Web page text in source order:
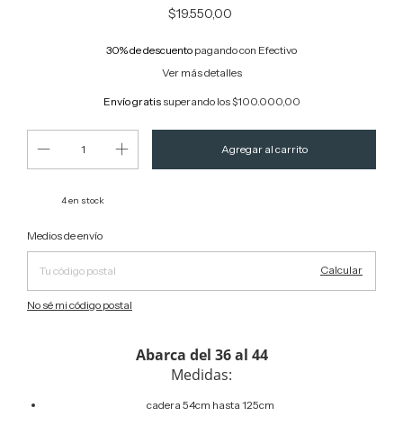
$19.550,00
30% de descuento pagando con Efectivo
Ver más detalles
Envío gratis superando los$100.000,00
4en stock
Entregas para el CP:
Medios de envío
Calcular
No sé mi código postal
Abarca del 36 al 44
Medidas:
cadera 54cm hasta 125cm